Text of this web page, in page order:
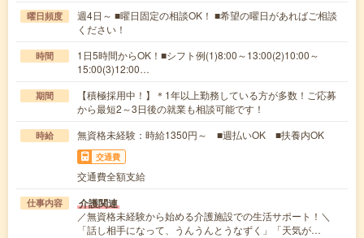
曜日頻度
週4日～ ■曜日固定の相談OK！ ■希望の曜日があればご相談
ください！
時間
1日5時間からOK！■シフト例(1)8:00～13:00(2)10:00～
15:00(3)12:00…
期間
【積極採用中！】＊1年以上勤務している方が多数！ご応募
から最短2～3日後の就業も相談可能です！
時給 無資格未経験：時給1350円～ ■週払いOK ■扶養内OK
交通費
交通費全額支給
仕事内容 介護関連
／無資格未経験から始める介護施設での生活サポート！＼
「話し相手になって、うんうんとうなずく」「天気が…